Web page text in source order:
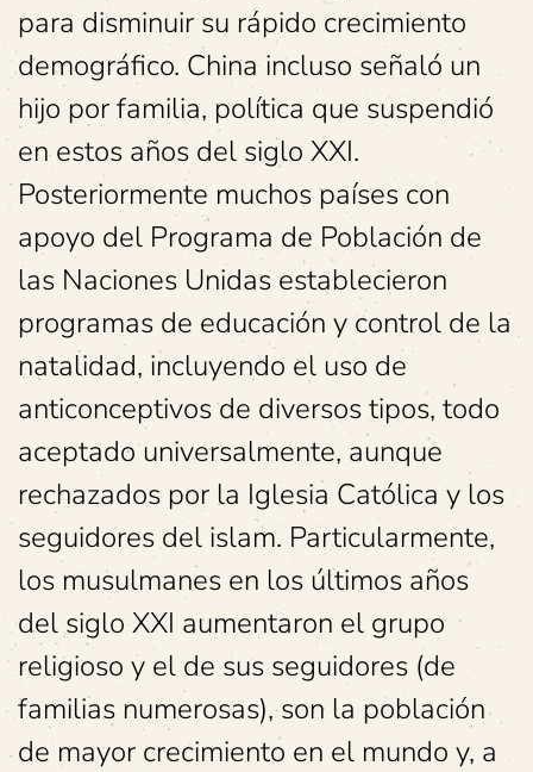
para disminuir su rápido crecimiento
demográfico. China incluso señaló un
hijo por familia, política que suspendió
en estos años del siglo XXI.
Posteriormente muchos países con
apoyo del Programa de Población de
las Naciones Unidas establecieron
programas de educación y control de la
natalidad, incluyendo el uso de
anticonceptivos de diversos tipos, todo
aceptado universalmente, aunque
rechazados por la Iglesia Católica y los
seguidores del islam. Particularmente,
los musulmanes en los últimos años
del siglo XXI aumentaron el grupo
religioso y el de sus seguidores (de
familias numerosas), son la población
de mayor crecimiento en el mundo y, a